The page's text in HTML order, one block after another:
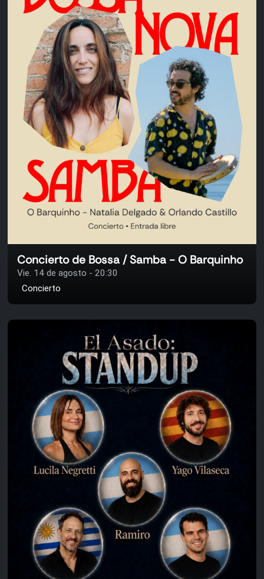
Concierto de Bossa / Samba - O Barquinho
Vie. 14 de agosto - 20:30
Concierto